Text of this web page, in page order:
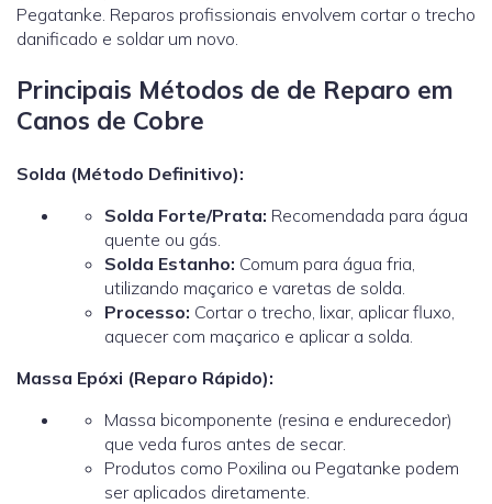
Pegatanke. Reparos profissionais envolvem cortar o trecho
danificado e soldar um novo.
Principais Métodos de de Reparo em
Canos de Cobre
Solda (Método Definitivo):
Solda Forte/Prata: Recomendada para água
quente ou gás.
Solda Estanho: Comum para água fria,
utilizando maçarico e varetas de solda.
Processo: Cortar o trecho, lixar, aplicar fluxo,
aquecer com maçarico e aplicar a solda.
Massa Epóxi (Reparo Rápido):
Massa bicomponente (resina e endurecedor)
que veda furos antes de secar.
Produtos como Poxilina ou Pegatanke podem
ser aplicados diretamente.